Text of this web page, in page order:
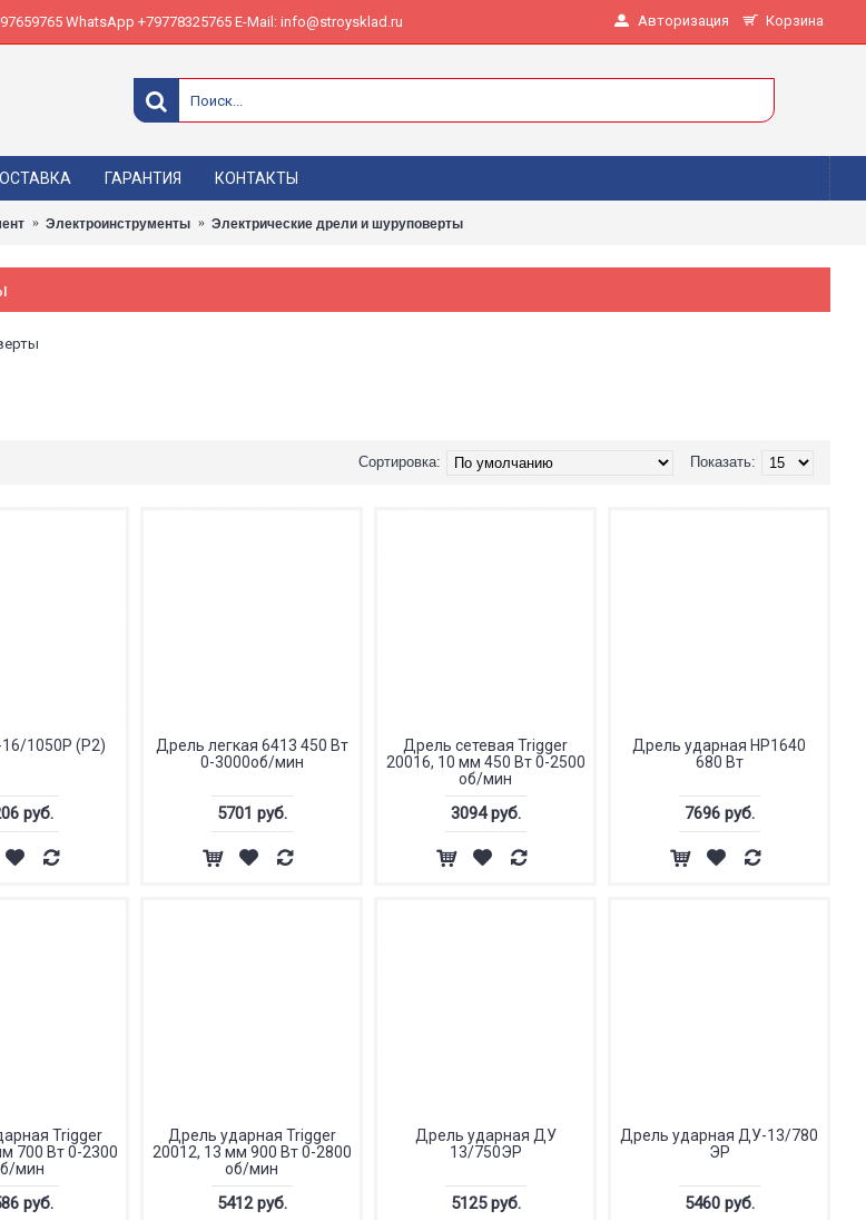
WhatsApp +79778325765 E-Mail: info@stroysklad.ru Авторизация Корзина
ГАРАНТИЯ КОНТАКТЫ
Электроинструменты Электрические дрели и шуруповерты
Показать:
Сортировка:
1050Р (Р2)
руб.
Дрель легкая 6413 450 Вт
0-3000об/мин
5701 руб.
Дрель сетевая Trigger
20016, 10 мм 450 Вт 0-2500
об/мин
3094 руб.
Дрель ударная HP1640
680 Вт
7696 руб.
Trigger
700 Вт 0-2300
мин
руб.
Дрель ударная Trigger
20012, 13 мм 900 Вт 0-2800
об/мин
5412 руб.
Дрель ударная ДУ
13/750ЭР
5125 руб.
Дрель ударная ДУ-13/780
ЭР
5460 руб.